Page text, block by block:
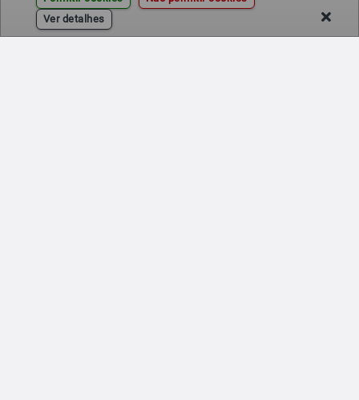
Ver detalhes